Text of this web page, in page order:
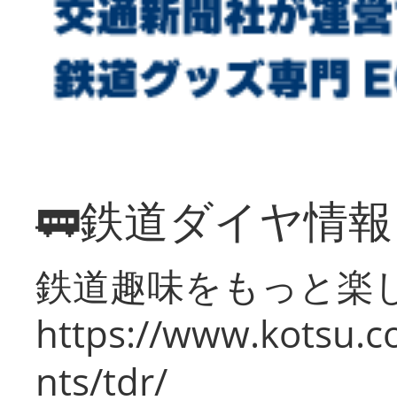
🚃鉄道ダイヤ情
鉄道趣味をもっと楽
https://
nts/tdr/